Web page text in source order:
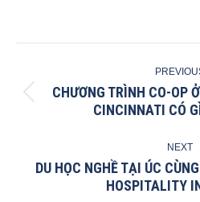
NAVIGATION
CHƯƠNG TRÌNH CO-OP
CINCINNATI CÓ
NEXT
Next
DU HỌC NGHỀ TẠI ÚC
HOSPITALITY